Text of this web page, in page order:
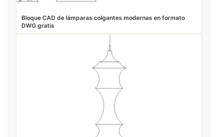
Bloque CAD de lámparas colgantes modernas en formato
DWG gratis